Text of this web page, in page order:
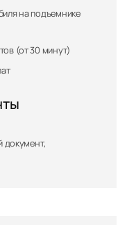
на подъемнике
(от 30 минут)
документ,